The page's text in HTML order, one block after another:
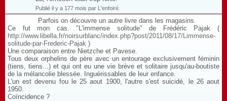
Publié il y a 177 mois par L'enfoiré.
Parfois on découvre un autre livre dans les magasins.
Ce fut mon cas. "L'immense solitude" de Frédéric Pajak (
http://www.libella.fr/noirsurblanc/index.php?post/2011/08/17/Limmense-
solitude-par-Frederic-Pajak )
Une comparaison entre Nietzche et Pavese.
Tous deux orphelins de père avec un entourage exclusivement féminin
(tiens, tiens...) et qui ont eu une vie brève et solitaire jusqu'au-boutiste
de la mélancolie blessée. Inguérissables de leur enfance.
L'un est devenu fou le 25 aout 1900, l'autre s'est suicidé, le 26 aout
1950.
Coïncidence ?